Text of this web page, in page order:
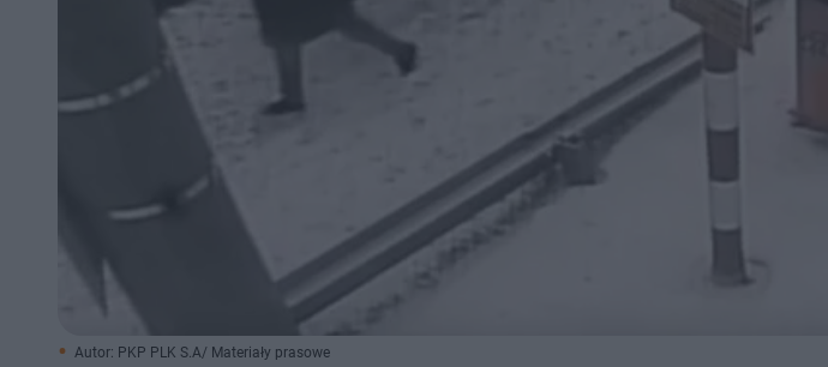
Autor: PKP PLK S.A/ Materiały prasowe